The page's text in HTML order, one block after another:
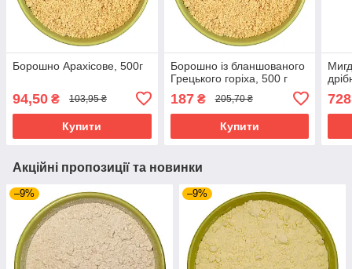
Борошно Арахісове, 500г
94,50 ₴ 103,95 ₴
Купити
Борошно із бланшованого
Грецького горіха, 500 г
187₴ 205,70 ₴
Купити
Акційні пропозиції та новинки
–9% –9%